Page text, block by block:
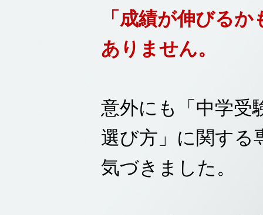
「成績が伸びる
ありません。
意外にも「中学受
選び方」に関する
気づきました。